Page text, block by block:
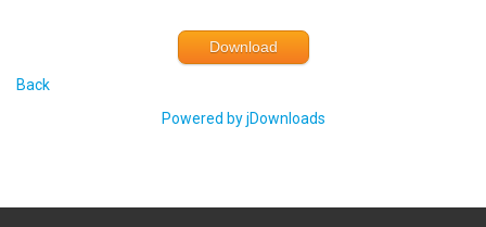
Download
Back
Powered by jDownloads